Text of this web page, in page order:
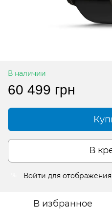
В наличии
60 499 грн
В
Войти для
В избранное